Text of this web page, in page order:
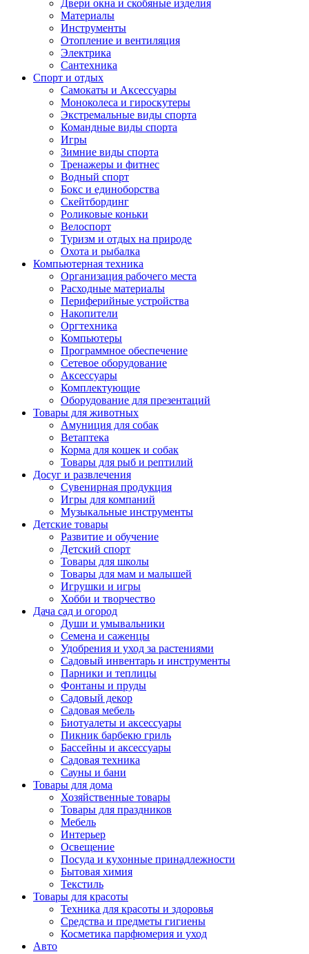
Двери окна и скобяные изделия
Материалы
Инструменты
Отопление и вентиляция
Электрика
Сантехника
Спорт и отдых
Самокаты и Аксессуары
Моноколеса и гироскутеры
Экстремальные виды спорта
Командные виды спорта
Игры
Зимние виды спорта
Тренажеры и фитнес
Водный спорт
Бокс и единоборства
Скейтбординг
Роликовые коньки
Велоспорт
Туризм и отдых на природе
Охота и рыбалка
Компьютерная техника
Организация рабочего места
Расходные материалы
Периферийные устройства
Накопители
Оргтехника
Компьютеры
Программное обеспечение
Сетевое оборудование
Аксессуары
Комплектующие
Оборудование для презентаций
Товары для животных
Амуниция для собак
Ветаптека
Корма для кошек и собак
Товары для рыб и рептилий
Досуг и развлечения
Сувенирная продукция
Игры для компаний
Музыкальные инструменты
Детские товары
Развитие и обучение
Детский спорт
Товары для школы
Товары для мам и малышей
Игрушки и игры
Хобби и творчество
Дача сад и огород
Души и умывальники
Семена и саженцы
Удобрения и уход за растениями
Садовый инвентарь и инструменты
Парники и теплицы
Фонтаны и пруды
Садовый декор
Садовая мебель
Биотуалеты и аксессуары
Пикник барбекю гриль
Бассейны и аксессуары
Садовая техника
Сауны и бани
Товары для дома
Хозяйственные товары
Товары для праздников
Мебель
Интерьер
Освещение
Посуда и кухонные принадлежности
Бытовая химия
Текстиль
Товары для красоты
Техника для красоты и здоровья
Средства и предметы гигиены
Косметика парфюмерия и уход
Авто